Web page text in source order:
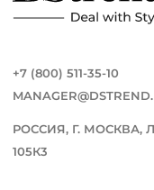
+7 (800) 511-35-10
РОССИЯ, Г. МОСКВА,
105К3